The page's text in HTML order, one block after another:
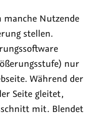
manche Nutzende
stellen.
nur
Während der
Seite gleitet,
mit. Blendet